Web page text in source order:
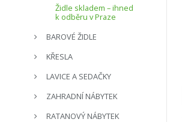
Židle skladem – ihned
k odběru v Praze
BAROVÉ ŽIDLE
KŘESLA
LAVICE A SEDAČKY
ZAHRADNÍ NÁBYTEK
RATANOVÝ NÁBYTEK